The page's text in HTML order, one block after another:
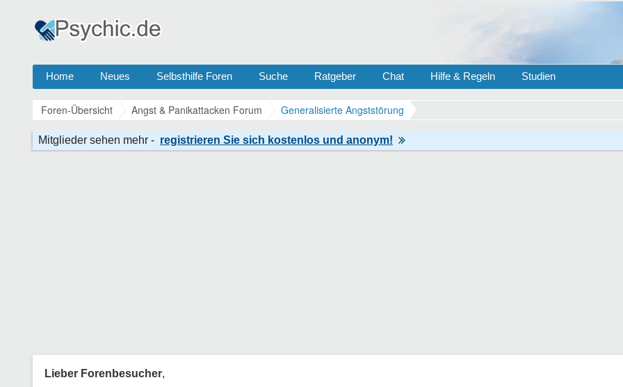
Home Neues Selbsthilfe Foren Suche Ratgeber Chat Hilfe & Regeln Studien
Foren-Übersicht Angst & Panikattacken Forum Generalisierte Angststörung
Lieber Forenbesucher,